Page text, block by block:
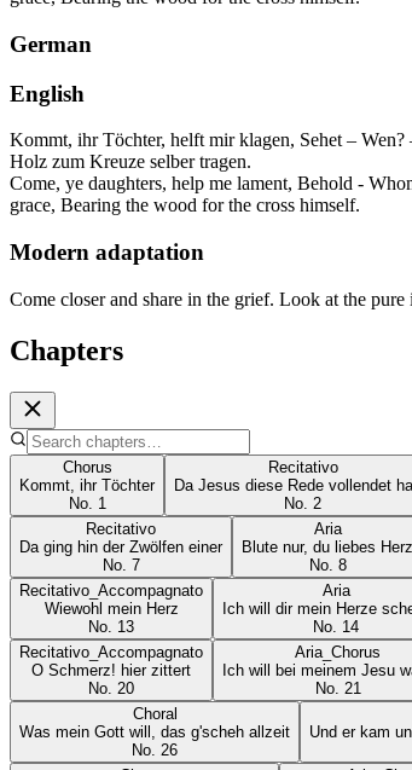
German
English
Kommt, ihr Töchter, helft mir klagen, Sehet –
Holz zum Kreuze selber tragen.
Come, ye daughters, help me lament, Behold -
grace, Bearing the wood for the cross himself.
Modern adaptation
Come closer and share in the grief. Look at the
Chapters
Chorus
Kommt, ihr Töchter
No. 1
Recitativo
Da Jesus diese Rede vollendet
No. 2
Recitativo
Da ging hin der Zwölfen einer
No. 7
Aria
Blute nur, du liebes Herz
No. 8
Recitativo_Accompagnato
Wiewohl mein Herz
No. 13
Aria
Ich will dir mein Herze
No. 14
Recitativo_Accompagnato
O Schmerz! hier zittert
No. 20
Aria_Chorus
Ich will bei meinem Jesu
No. 21
Choral
Was mein Gott will, das g'scheh allzeit
No. 26
Und er kam